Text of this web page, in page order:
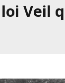
Veil